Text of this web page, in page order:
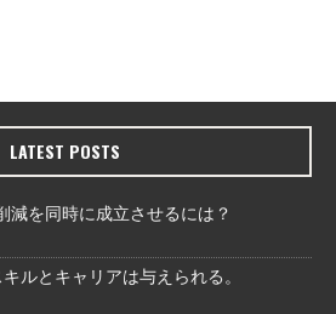
LATEST POSTS
を同時に成立させるには？
ルとキャリアは与えられる。